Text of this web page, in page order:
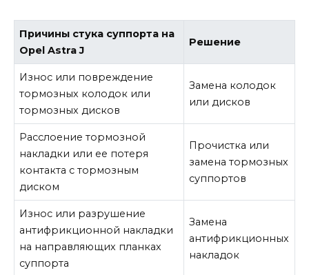
Причины стука суппорта на
Opel Astra J
Решение
Износ или повреждение
тормозных колодок или
тормозных дисков
Замена колодок
или дисков
Расслоение тормозной
накладки или ее потеря
контакта с тормозным
диском
Прочистка или
замена тормозных
суппортов
Износ или разрушение
антифрикционной накладки
на направляющих планках
суппорта
Замена
антифрикционных
накладок